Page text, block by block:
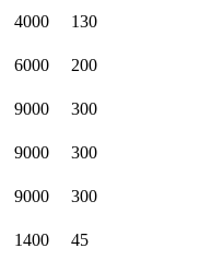
4000 130
6000 200
9000 300
9000 300
9000 300
1400 45